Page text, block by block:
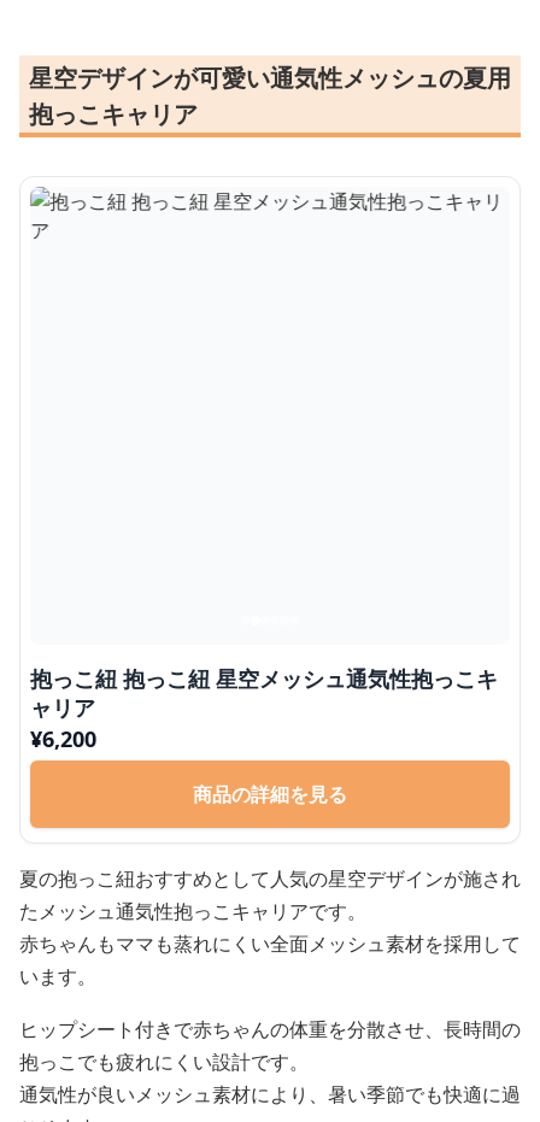
星空デザインが可愛い通気性メッシュの夏用
抱っこキャリア
抱っこ紐 抱っこ紐 星空メッシュ通気性抱っこキ
ャリア
¥6,200
商品の詳細を見る
夏の抱っこ紐おすすめとして人気の星空デザインが施され
たメッシュ通気性抱っこキャリアです。
赤ちゃんもママも蒸れにくい全面メッシュ素材を採用して
います。
ヒップシート付きで赤ちゃんの体重を分散させ、長時間の
抱っこでも疲れにくい設計です。
通気性が良いメッシュ素材により、暑い季節でも快適に過